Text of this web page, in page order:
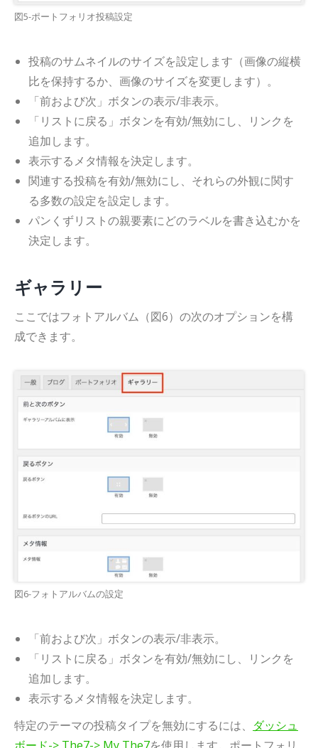
図5-ポートフォリオ投稿設定
投稿のサムネイルのサイズを設定します（画像の縦横
比を保持するか、画像のサイズを変更します）。
「前および次」ボタンの表示/非表示。
「リストに戻る」ボタンを有効/無効にし、リンクを
追加します。
表示するメタ情報を決定します。
関連する投稿を有効/無効にし、それらの外観に関す
る多数の設定を設定します。
パンくずリストの親要素にどのラベルを書き込むかを
決定します。
ギャラリー
ここではフォトアルバム（図6）の次のオプションを構
成できます。
図6-フォトアルバムの設定
「前および次」ボタンの表示/非表示。
「リストに戻る」ボタンを有効/無効にし、リンクを
追加します。
表示するメタ情報を決定します。
特定のテーマの投稿タイプを無効にするには、 ダッシュ